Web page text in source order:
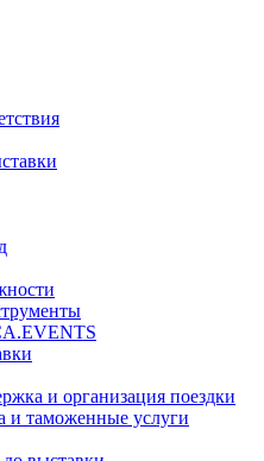
и организация поездки
и таможенные услуги